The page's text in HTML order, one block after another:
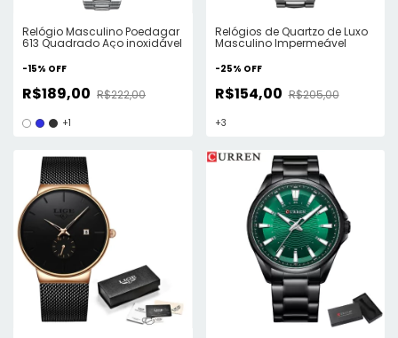
Relógio Masculino Poedagar
613 Quadrado Aço inoxidável
-15% OFF
R$189,00 R$222,00
+1
Relógios de Quartzo de Luxo
Masculino Impermeável
-25% OFF
R$154,00 R$205,00
+3